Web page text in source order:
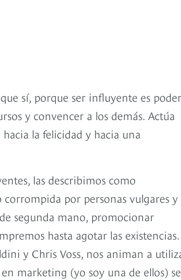
sí, porque ser influyente es
y convencer a los demás. Actúa
la felicidad y hacia una
las describimos como
por personas vulgares y
segunda mano, promocionar
hasta agotar las existencias.
y Chris Voss, nos animan a
marketing (yo soy una de ellos) se